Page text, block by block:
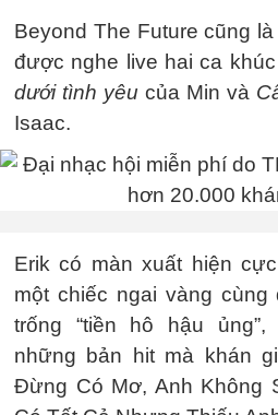
Beyond The Future cũng
được nghe live hai ca
dưới tình yêu của Min và
Isaac.
Erik có màn xuất hiện
một chiếc ngai vàng cùng
trống “tiền hô hậu
những bản hit mà khán
Đừng Có Mơ, Anh Không